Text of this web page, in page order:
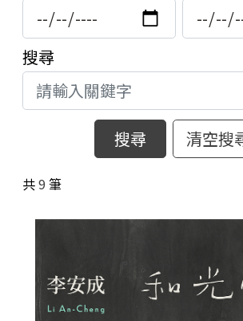
關於兒童美術館
藝術生態園區
周邊環境
美術館會員
參觀票價與須知
開館時間
兒童美術館
搜尋
共9筆